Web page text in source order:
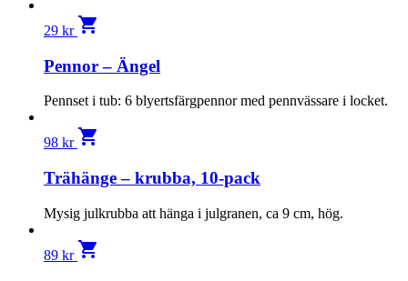
29 kr shopping_cart
Pennor – Ängel
Pennset i tub: 6 blyertsfärgpennor med pennvässare i locket.
98 kr shopping_cart
Trähänge – krubba, 10-pack
Mysig julkrubba att hänga i julgranen, ca 9 cm, hög.
89 kr shopping_cart